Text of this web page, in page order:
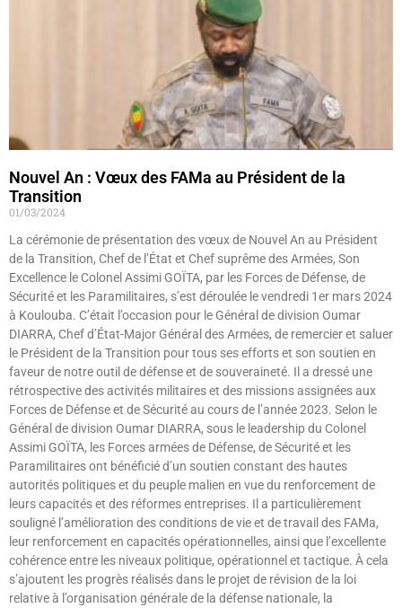
Nouvel An : Vœux des FAMa au Président de la
Transition
01/03/2024
La cérémonie de présentation des vœux de Nouvel An au Président
de la Transition, Chef de l’État et Chef suprême des Armées, Son
Excellence le Colonel Assimi GOÏTA, par les Forces de Défense, de
Sécurité et les Paramilitaires, s’est déroulée le vendredi 1er mars 2024
à Koulouba. C’était l’occasion pour le Général de division Oumar
DIARRA, Chef d’État-Major Général des Armées, de remercier et saluer
le Président de la Transition pour tous ses efforts et son soutien en
faveur de notre outil de défense et de souveraineté. Il a dressé une
rétrospective des activités militaires et des missions assignées aux
Forces de Défense et de Sécurité au cours de l’année 2023. Selon le
Général de division Oumar DIARRA, sous le leadership du Colonel
Assimi GOÏTA, les Forces armées de Défense, de Sécurité et les
Paramilitaires ont bénéficié d’un soutien constant des hautes
autorités politiques et du peuple malien en vue du renforcement de
leurs capacités et des réformes entreprises. Il a particulièrement
souligné l’amélioration des conditions de vie et de travail des FAMa,
leur renforcement en capacités opérationnelles, ainsi que l’excellente
cohérence entre les niveaux politique, opérationnel et tactique. À cela
s’ajoutent les progrès réalisés dans le projet de révision de la loi
relative à l’organisation générale de la défense nationale, la